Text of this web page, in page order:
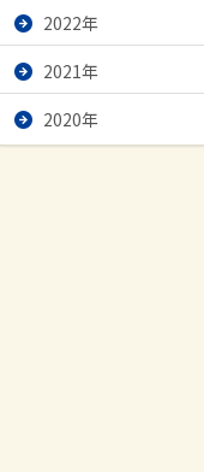
2022年
2021年
2020年